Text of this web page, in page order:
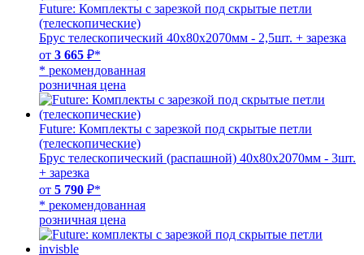
Future: Комплекты с зарезкой под скрытые петли
(телескопические)
Брус телескопический 40х80х2070мм - 2,5шт. + зарезка
от 3 665 ₽*
* рекомендованная
розничная цена
Future: Комплекты с зарезкой под скрытые петли
(телескопические)
Брус телескопический (распашной) 40х80х2070мм - 3шт.
+ зарезка
от 5 790 ₽*
* рекомендованная
розничная цена